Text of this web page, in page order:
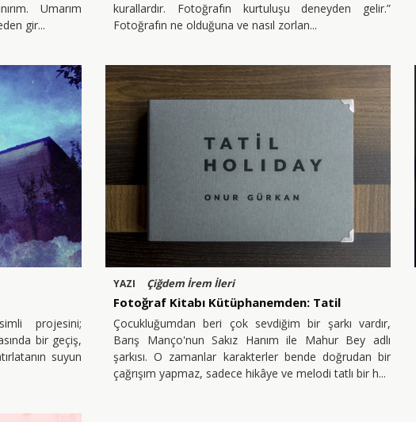
Umarım
gir
kurallardır. Fotoğrafın kurtuluşu deneyden gelir.”
Fotoğrafın ne olduğuna ve nasıl zorlan
projesini;
bir geçiş,
suyun
YAZI Çiğdem İrem İleri
Fotoğraf Kitabı Kütüphanemden: Tatil
Çocukluğumdan beri çok sevdiğim bir şarkı vardır,
Barış Manço'nun Sakız Hanım ile Mahur Bey adlı
şarkısı. O zamanlar karakterler bende doğrudan bir
çağrışım yapmaz, sadece hikâye ve melodi tatlı bir h